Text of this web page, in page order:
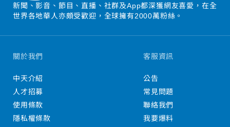
新聞、影音、節目、直播、社群及App都深獲網友喜愛，在全
世界各地華人亦頗受歡迎，全球擁有2000萬粉絲。
關於我們
中天介紹
人才招募
使用條款
隱私權條款
客服資訊
公告
常見問題
聯絡我們
我要爆料